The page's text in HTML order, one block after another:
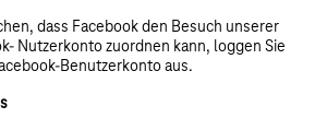
dass Facebook den Besuch unserer
Nutzerkonto zuordnen kann, loggen Sie
Benutzerkonto aus.